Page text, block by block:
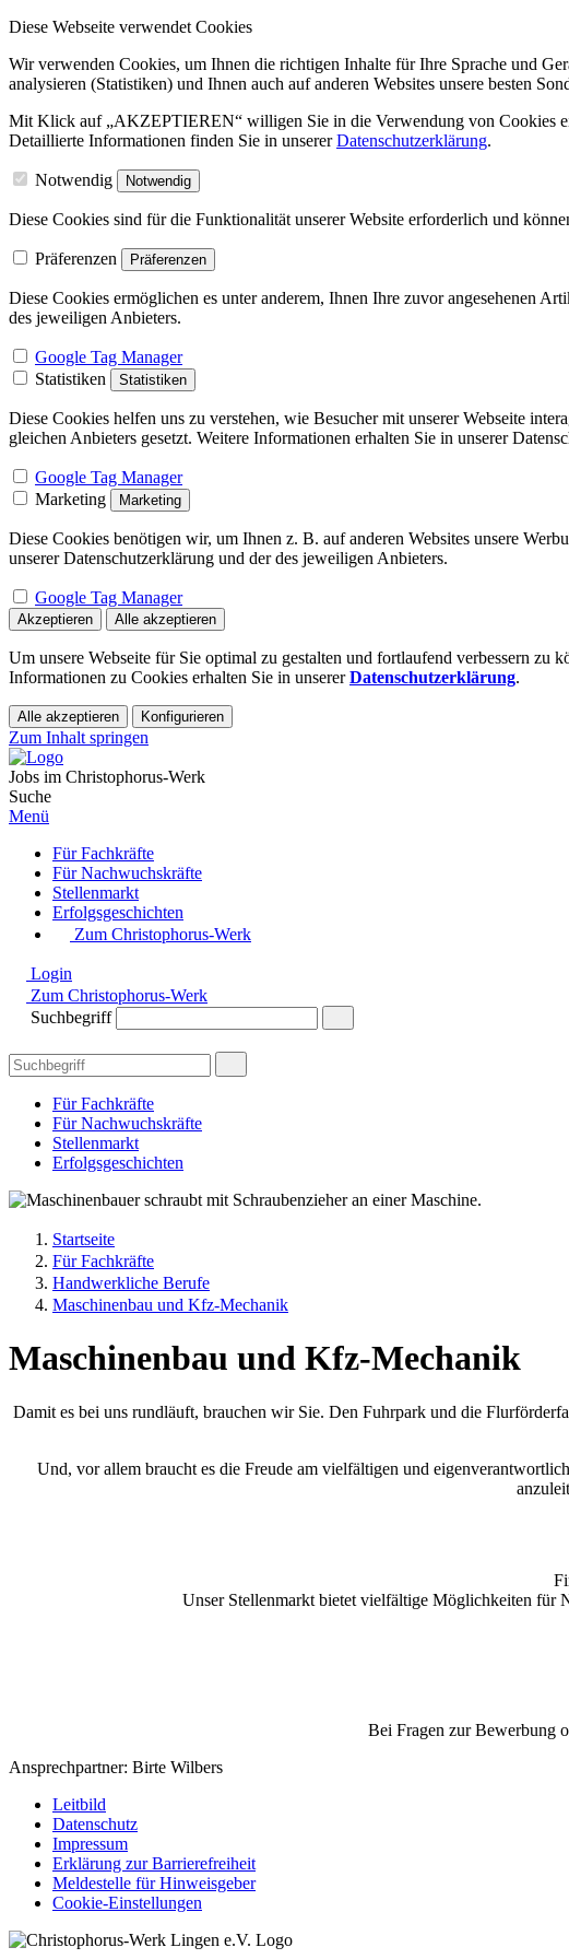
Diese Webseite verwendet Cookies
Wir verwenden Cookies, um Ihnen die richtigen Inhalte für Ihre Sprache und
analysieren (Statistiken) und Ihnen auch auf anderen Websites unsere besten
Mit Klick auf „AKZEPTIEREN“ willigen Sie in die Verwendung von Cookies
Detaillierte Informationen finden Sie in unsererDatenschutzerklärung.
Notwendig Notwendig
Diese Cookies sind für die Funktionalität unserer Website erforderlich und
Präferenzen Präferenzen
Diese Cookies ermöglichen es unter anderem, Ihnen Ihre zuvor angesehenen
des jeweiligen Anbieters.
Google Tag Manager
Statistiken
Statistiken
Diese Cookies helfen uns zu verstehen, wie Besucher mit unserer Webseite
gleichen Anbieters gesetzt. Weitere Informationen erhalten Sie in unserer
Google Tag Manager
Marketing
Marketing
Diese Cookies benötigen wir, um Ihnen z. B. auf anderen Websites unsere
unserer Datenschutzerklärung und der des jeweiligen Anbieters.
Google Tag Manager
Akzeptieren Alle akzeptieren
Um unsere Webseite für Sie optimal zu gestalten und fortlaufend verbessern
Informationen zu Cookies erhalten Sie in unsererDatenschutzerklärung.
Alle akzeptieren Konfigurieren
Zum Inhalt springen
Jobs im Christophorus-Werk
Suche
Menü
Für Fachkräfte
Für Nachwuchskräfte
Stellenmarkt
Erfolgsgeschichten
Zum Christophorus-Werk
Login
Zum Christophorus-Werk
Suchbegriff
Für Fachkräfte
Für Nachwuchskräfte
Stellenmarkt
Erfolgsgeschichten
Startseite
Für Fachkräfte
Handwerkliche Berufe
Maschinenbau und Kfz-Mechanik
Maschinenbau und Kfz-Mechanik
Damit es bei uns rundläuft, brauchen wir Sie. Den Fuhrpark und die
Und, vor allem braucht es die Freude am vielfältigen und
Unser Stellenmarkt bietet vielfältige Möglichkeiten für
Bei Fragen zur Bewerbung
Ansprechpartner: Birte Wilbers
Leitbild
Datenschutz
Impressum
Erklärung zur Barrierefreiheit
Meldestelle für Hinweisgeber
Cookie-Einstellungen